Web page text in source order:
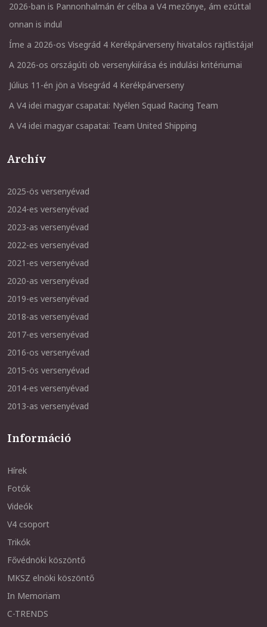
2026-ban is Pannonhalmán ér célba a V4 mezőnye, ám ezúttal
onnan is indul
Íme a 2026-os Visegrád 4 Kerékpárverseny hivatalos rajtlistája!
A 2026-os országúti ob versenykiírása és indulási kritériumai
Július 11-én jön a Visegrád 4 Kerékpárverseny
A V4 idei magyar csapatai: Nyélen Squad Racing Team
A V4 idei magyar csapatai: Team United Shipping
Archív
2025-ös versenyévad
2024-es versenyévad
2023-as versenyévad
2022-es versenyévad
2021-es versenyévad
2020-as versenyévad
2019-es versenyévad
2018-as versenyévad
2017-es versenyévad
2016-os versenyévad
2015-ös versenyévad
2014-es versenyévad
2013-as versenyévad
Információ
Hírek
Fotók
Videók
V4 csoport
Trikók
Fővédnöki köszöntő
MKSZ elnöki köszöntő
In Memoriam
C-TRENDS